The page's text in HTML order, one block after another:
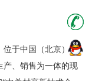
位于中国（北京）自
产、销售为一体的现